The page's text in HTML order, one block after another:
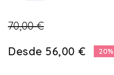
70,00 €
Desde 56,00 €